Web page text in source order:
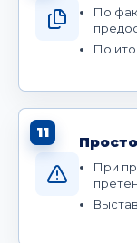
По
По
11
При